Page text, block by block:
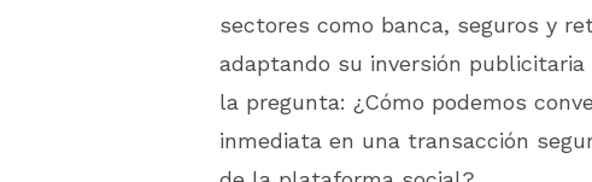
sectores como banca, seguros y
adaptando su inversión publicitaria
la pregunta: ¿Cómo podemos
inmediata en una transacción